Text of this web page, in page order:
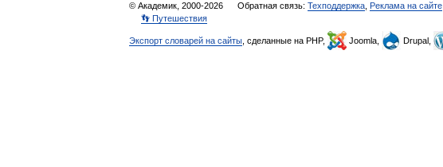
© Академик, 2000-2026 Обратная связь: Техподдержка Реклама на сайте
👣 Путешествия
Экспорт словарей на сайты , сделанные на PHP, Joomla, Drupal,